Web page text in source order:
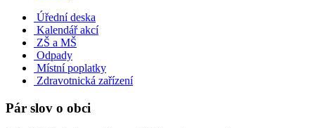
Úřední deska
Kalendář akcí
ZŠ a MŠ
Odpady
Místní poplatky
Zdravotnická zařízení
Pár slov o obci